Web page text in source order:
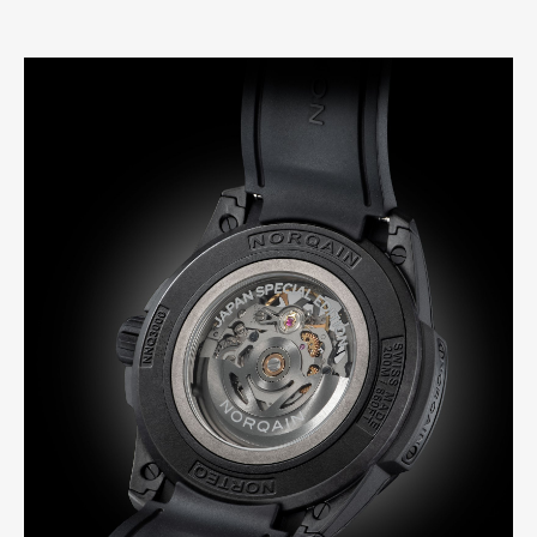
Art&DesignWatchFashion
GourmetCars
Product CultureLifestyle